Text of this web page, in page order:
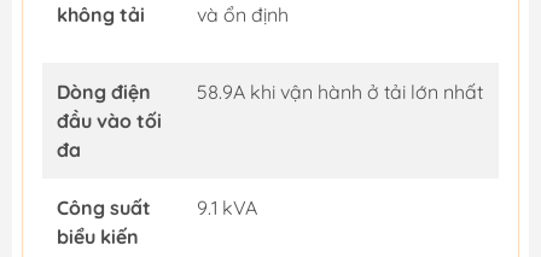
không tải
và ổn định
Dòng điện
đầu vào tối
đa
58.9A khi vận hành ở tải lớn nhất
Công suất
biểu kiến
9.1 kVA